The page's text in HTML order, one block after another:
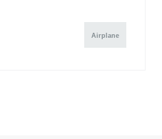
Airplane